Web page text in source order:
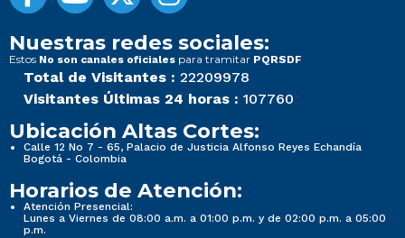
Nuestras redes sociales:
Estos No son canales oficiales para tramitar PQRSDF
Total de Visitantes : 22209978
Visitantes Últimas 24 horas : 107760
Ubicación Altas Cortes:
Calle 12 No 7 - 65, Palacio de Justicia Alfonso Reyes Echandía
Bogotá - Colombia
Horarios de Atención:
Atención Presencial:
Lunes a Viernes de 08:00 a.m. a 01:00 p.m. y de 02:00 p.m. a 05:00
p.m.